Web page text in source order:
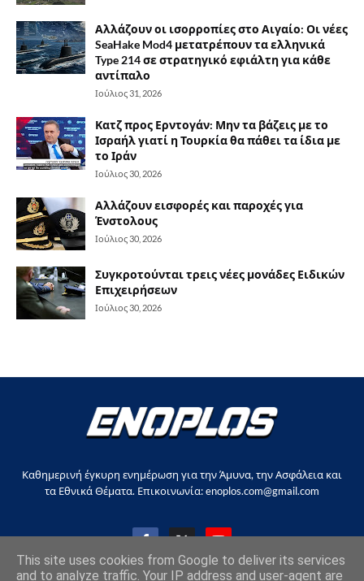
Αλλάζουν οι ισορροπίες στο Αιγαίο: Οι νέες
SeaHake Mod4 μετατρέπουν τα ελληνικά
Type 214 σε στρατηγικό εφιάλτη για κάθε
αντίπαλο
Ιούλιος 31, 2026
Κατζ προς Ερντογάν: Μην τα βάζεις με το
Ισραήλ γιατί η Τουρκία θα πάθει τα ίδια με
το Ιράν
Ιούλιος 30, 2026
Αλλάζουν εισφορές και παροχές για
Ένστολους
Ιούλιος 30, 2026
Συγκροτούνται τρεις νέες μονάδες Ειδικών
Επιχειρήσεων
Ιούλιος 30, 2026
Καθημερινή έγκυρη ενημέρωση για την Άμυνα, την Ασφάλεια και
τα Εθνικά Θέματα. Επικοινωνία: enoplos.com@gmail.com
This site uses cookies from Google to deliver its services
and to analyze traffic. Your IP address and user-agent are